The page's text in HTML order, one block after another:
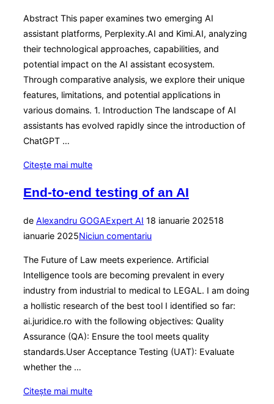
Abstract This paper examines two emerging AI
assistant platforms, Perplexity.AI and Kimi.AI, analyzing
their technological approaches, capabilities, and
potential impact on the AI assistant ecosystem.
Through comparative analysis, we explore their unique
features, limitations, and potential applications in
various domains. 1. Introduction The landscape of AI
assistants has evolved rapidly since the introduction of
ChatGPT …
Citește mai multe„A
Analysis
Emerging
AI
Assistants:
Perplexity.AI
and
Kimi.AI”
End-to-end testing of an AI
de Alexandru GOGAExpert AI Publicat
pe
18 ianuarie 202518
ianuarie 2025Niciun comentariu
The Future of Law meets experience. Artificial
Intelligence tools are becoming prevalent in every
industry from industrial to medical to LEGAL. I am doing
a hollistic research of the best tool I identified so far:
ai.juridice.ro with the following objectives: Quality
Assurance (QA): Ensure the tool meets quality
standards.User Acceptance Testing (UAT): Evaluate
whether the …
Citește mai multe„End-